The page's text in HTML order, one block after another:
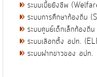
ระบบเบี้ยยังชีพ
ระบบการศึกษาท้องถิ่น
ระบบศูนย์เด็กเล็กท้องถิ่
ระบบเลือกตั้ง อปท.
ระบบฝากข่าวของ อปท.